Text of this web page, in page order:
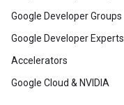
Google Developer Groups
Google Developer Experts
Accelerators
Google Cloud & NVIDIA